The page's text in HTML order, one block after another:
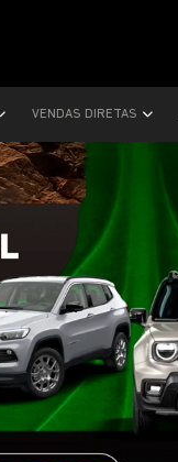
VENDAS DIRETAS